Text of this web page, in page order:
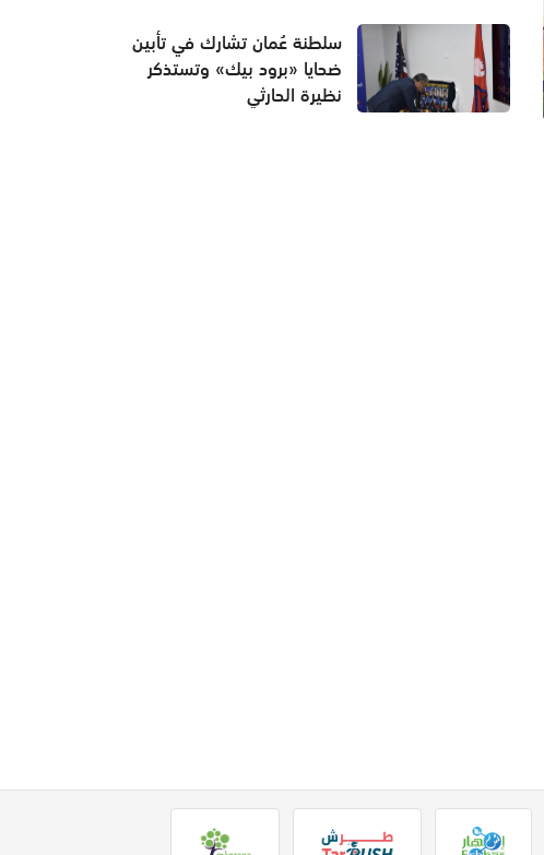
سلطنة عُمان تشارك في تأبين
ضحايا «برود بيك» وتستذكر
نظيرة الحارثي